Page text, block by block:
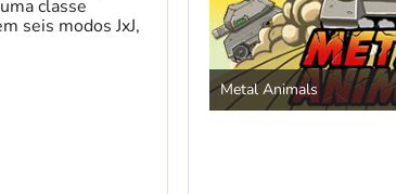
classe
seis modos JxJ,
Metal Animals